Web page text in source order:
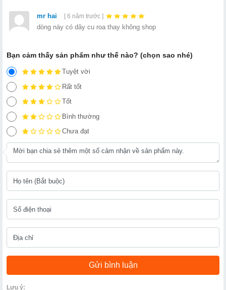
mr hai [ 6 năm trước ]
dòng này có dây cu roa thay không shop
Bạn cảm thấy sản phẩm như thế nào? (chọn sao nhé)
Tuyệt vời
Rất tốt
Tốt
Bình thường
Chưa đạt
Lưu ý: